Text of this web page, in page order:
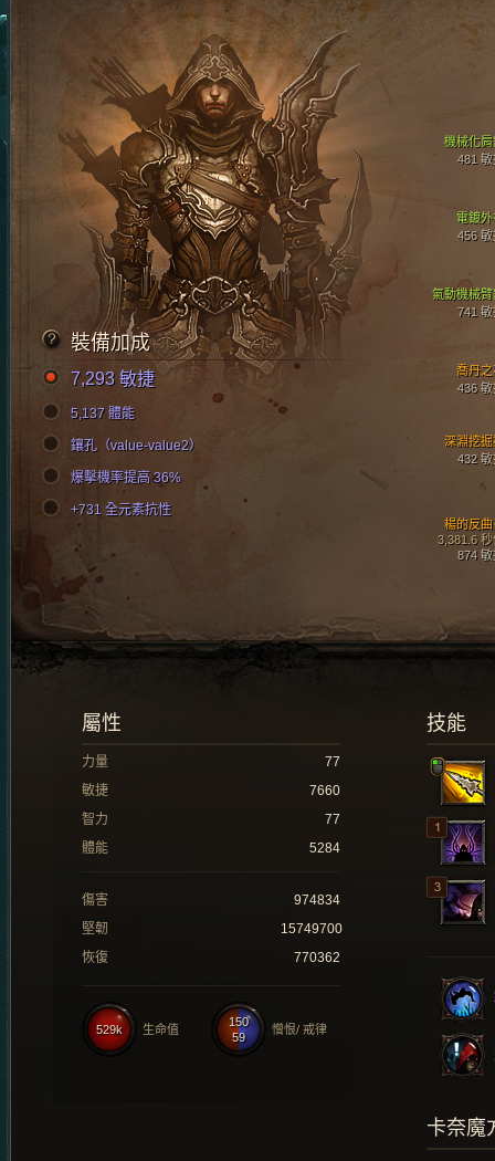
電鍍外
456 敏
氣動機械臂
741 敏
機械化肩
481 敏
深淵挖掘
432 敏
楊的反曲
3,381.6 秒
874 敏
喬丹之
436 敏
裝備加成
7,293 敏捷
5,137 體能
鑲孔（value-value2）
爆擊機率提高 36%
+731 全元素抗性
技能
屬性
力量
77
敏捷
7660
智力
77
體能
5284
傷害
974834
堅韌
15749700
恢復
770362
150
59
憎恨/ 戒律
529k 生命值
卡奈魔